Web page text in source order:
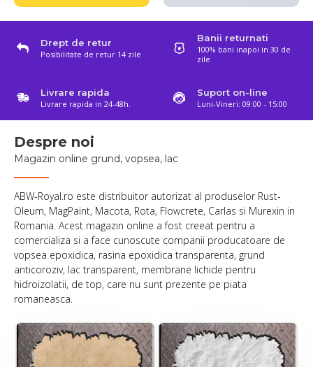
Drept de retur
Posibilitate de retur 14 zile
Banii returnati
100% bani inapoi in 30 de
zile
Livrare rapida
Livrare rapida in 24-48h.
Suport on-line
Luni-Vineri: 09:00 - 15:00
Despre noi
Magazin online grund, vopsea, lac
ABW-Royal.ro este distribuitor autorizat al produselor Rust-
Oleum, MagPaint, Macota, Rota, Flowcrete, Carlas si Murexin in
Romania. Acest magazin online a fost creeat pentru a
comercializa si a face cunoscute companii producatoare de
vopsea epoxidica, rasina epoxidica transparenta, grund
anticoroziv, lac transparent, membrane lichide pentru
hidroizolatii, de top, care nu sunt prezente pe piata
romaneasca.